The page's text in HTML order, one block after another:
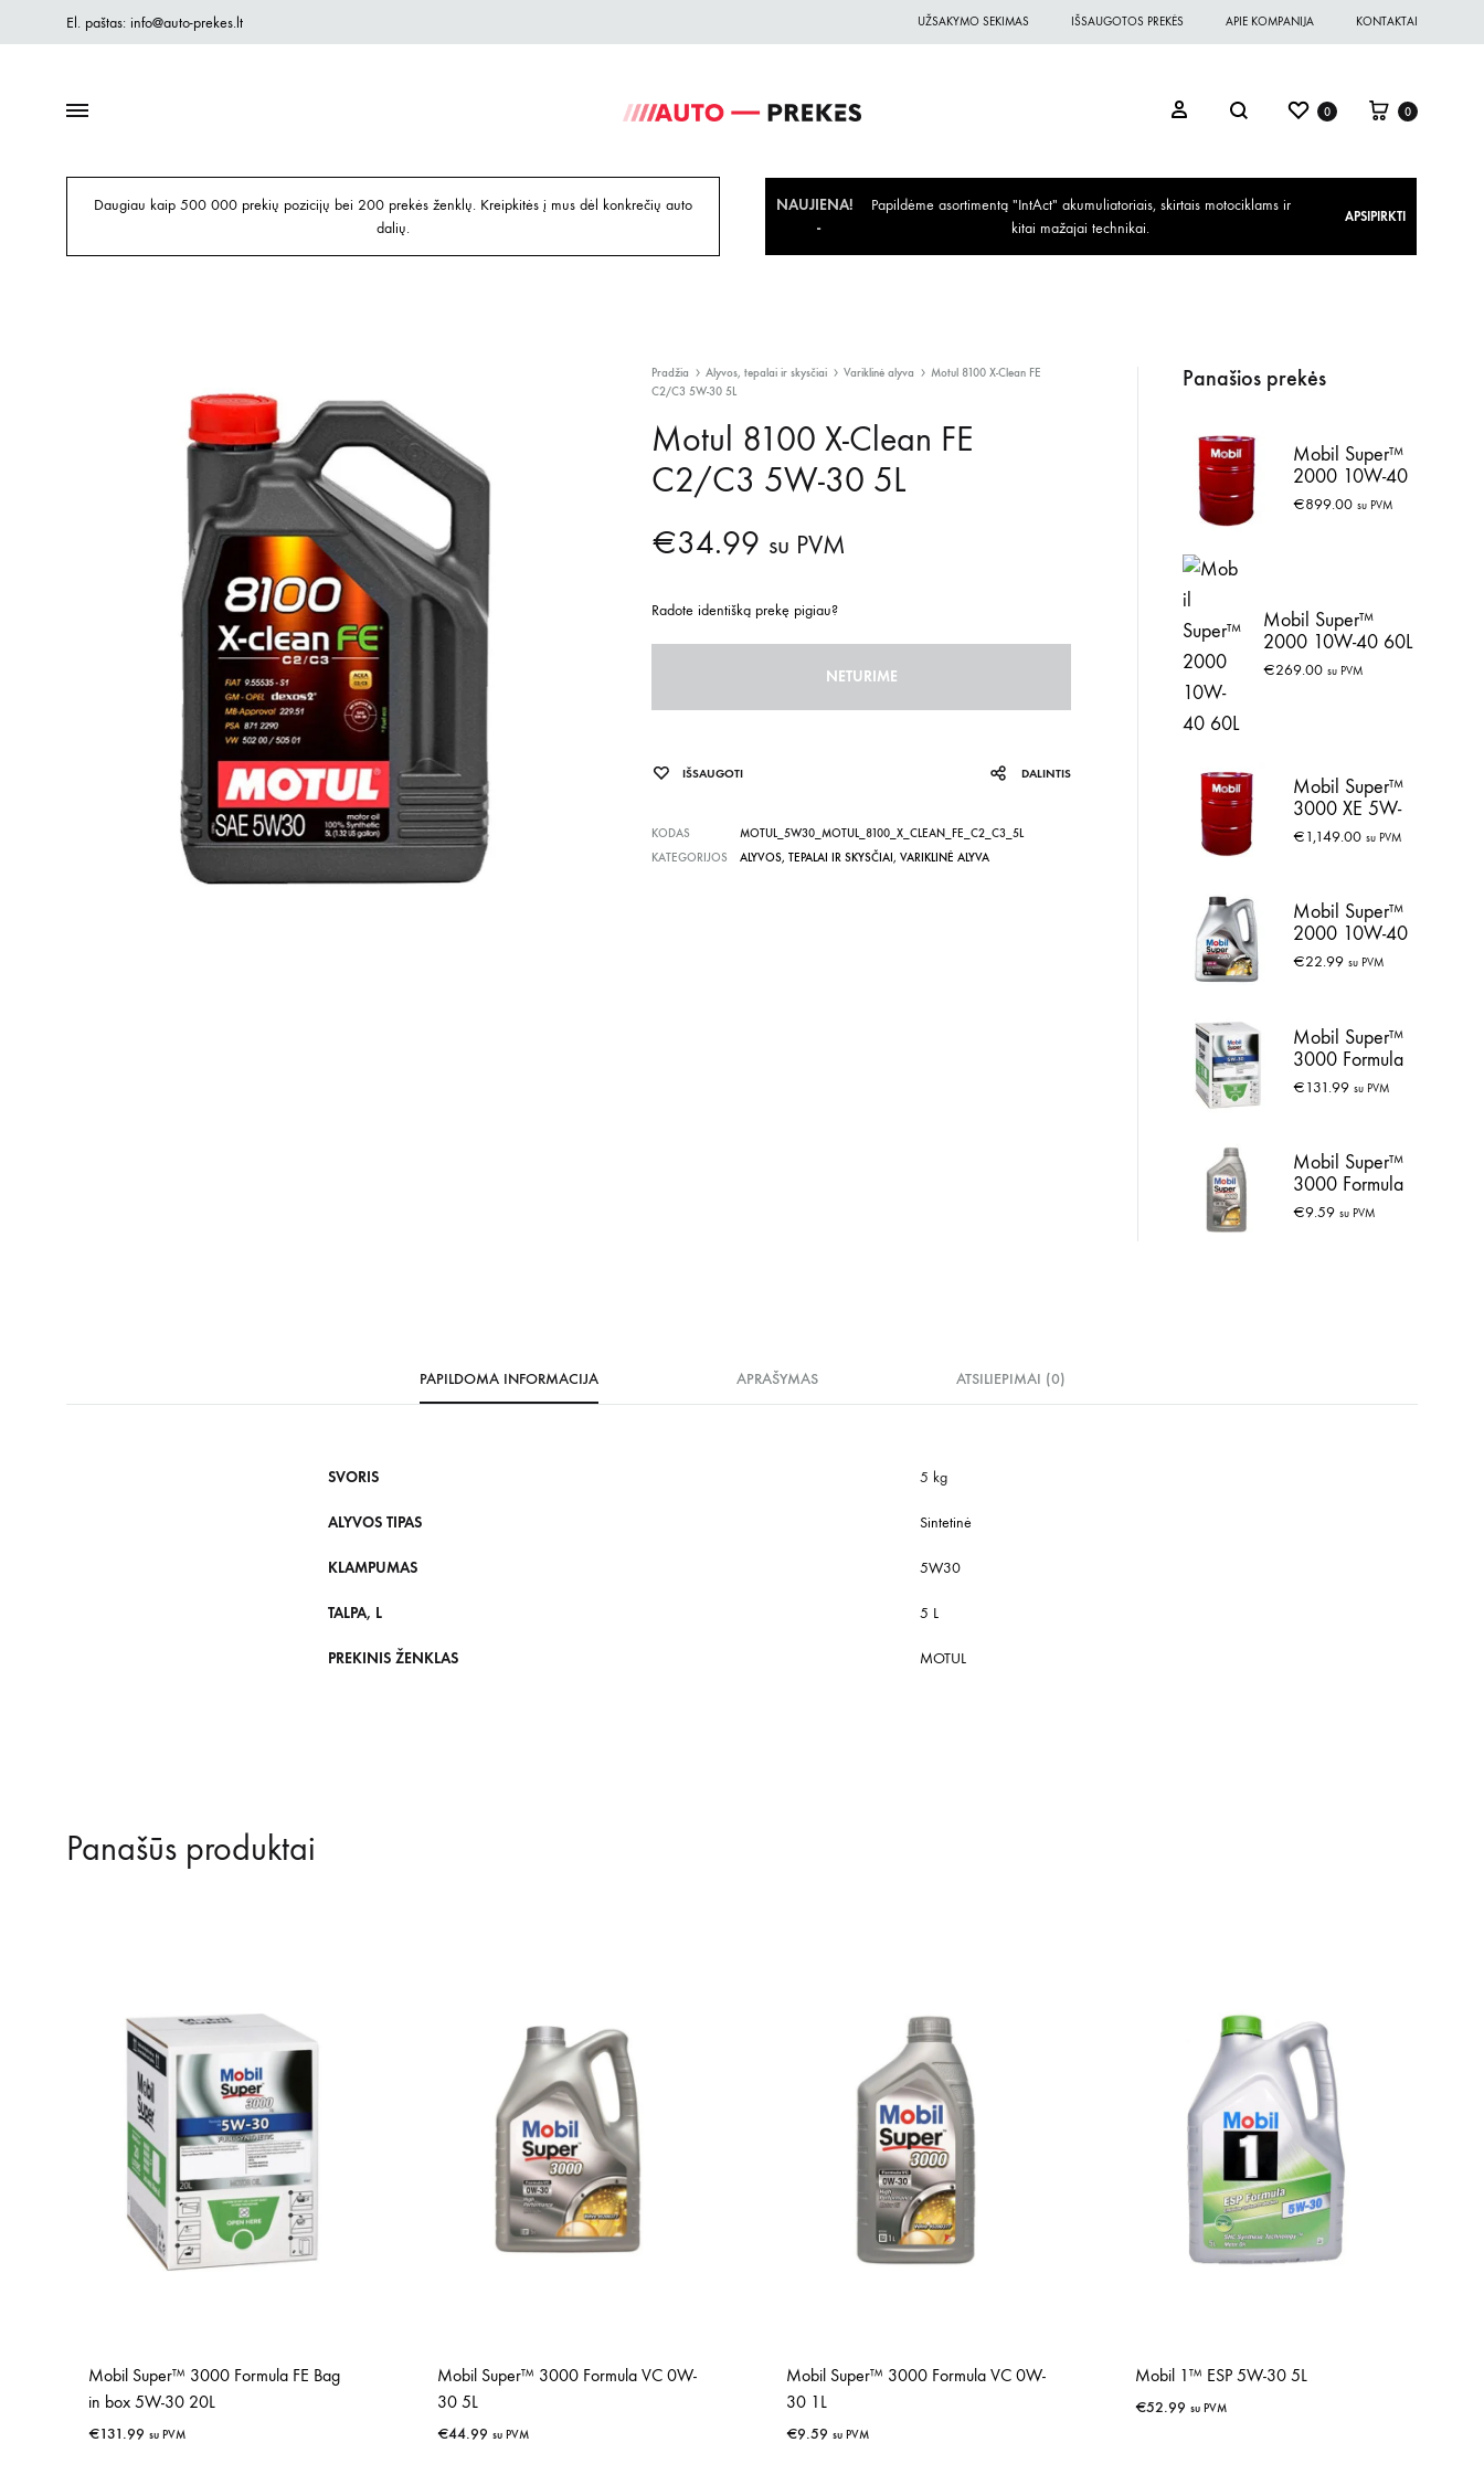
El. paštas: info@auto-prekes.lt UŽSAKYMO SEKIMAS IŠSAUGOTOS PREKĖS APIE KOMPANIJA KONTAKTAI
geriausiomis
0 0
Daugiau kaip 500 000 prekių pozicijų bei 200 prekės ženklų. Kreipkitės į mus dėl konkrečių auto
dalių.
NAUJIENA!
Papildėme asortimentą "IntAct" akumuliatoriais, skirtais motociklams ir
kitai mažajai technikai.
APSIPIRKTI
Pradžia Alyvos, tepalai ir skysčiai Variklinė alyva
Motul 8100 X-Clean FE
C2/C3 5W-30 5L
Motul 8100 X-Clean FE
C2/C3 5W-30 5L
€34.99 su PVM
Radote identišką prekę pigiau?
NETURIME
IŠSAUGOTI DALINTIS
KODAS
MOTUL_5W30_MOTUL_8100_X_CLEAN_FE_C2_C3_5L
KATEGORIJOS
ALYVOS, TEPALAI IR SKYSČIAI, VARIKLINĖ ALYVA
Panašios prekės
Mobil Super™
2000 10W-40
208L
€899.00 su PVM
Mobil Super™
2000 10W-40 60L
€269.00 su PVM
Mobil Super™
3000 XE 5W-
30 208L
€1,149.00 su PVM
Mobil Super™
2000 10W-40
4L
€22.99 su PVM
Mobil Super™
3000 Formula
FE Bag in box
€131.99 su PVM
Mobil Super™
3000 Formula
VC 0W-30 1L
€9.59 su PVM
PAPILDOMA INFORMACIJA APRAŠYMAS ATSILIEPIMAI (0)
SVORIS 5 kg
ALYVOS TIPAS Sintetinė
KLAMPUMAS 5W30
TALPA, L 5 L
PREKINIS ŽENKLAS MOTUL
Panašūs produktai
Mobil Super™ 3000 Formula FE Bag
in box 5W-30 20L
€131.99 su PVM
Mobil Super™ 3000 Formula VC 0W-
30 5L
€44.99 su PVM
Mobil Super™ 3000 Formula VC 0W-
30 1L
€9.59 su PVM
Mobil 1™ ESP 5W-30 5L
€52.99 su PVM